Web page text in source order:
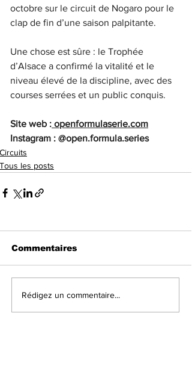
octobre sur le circuit de Nogaro pour le
clap de fin d’une saison palpitante.
Une chose est sûre : le Trophée
d’Alsace a confirmé la vitalité et le
niveau élevé de la discipline, avec des
courses serrées et un public conquis.
Site web : openformulaserie.com
Instagram : @open.formula.series
Circuits
Tous les posts
Commentaires
Rédigez un commentaire...